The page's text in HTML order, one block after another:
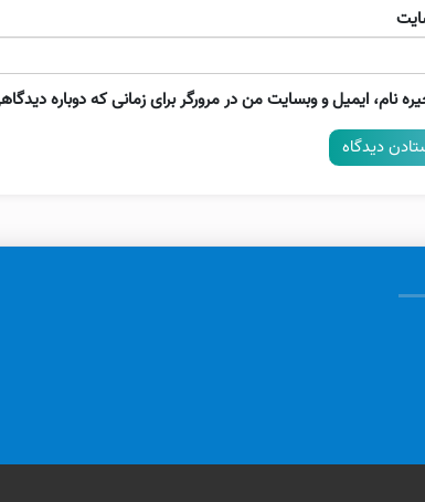
نام، ایمیل و وبسایت من در مرورگر برای زمانی که دوباره